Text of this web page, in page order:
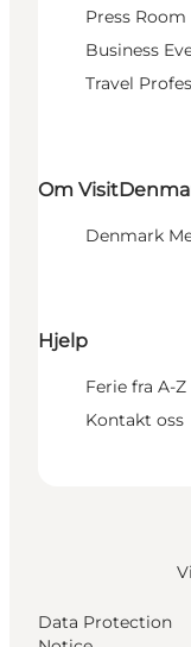
Press Room
Business
Travel
Om
Denmark
Hjelp
Ferie fra A-Z
Kontakt oss
Data Protection